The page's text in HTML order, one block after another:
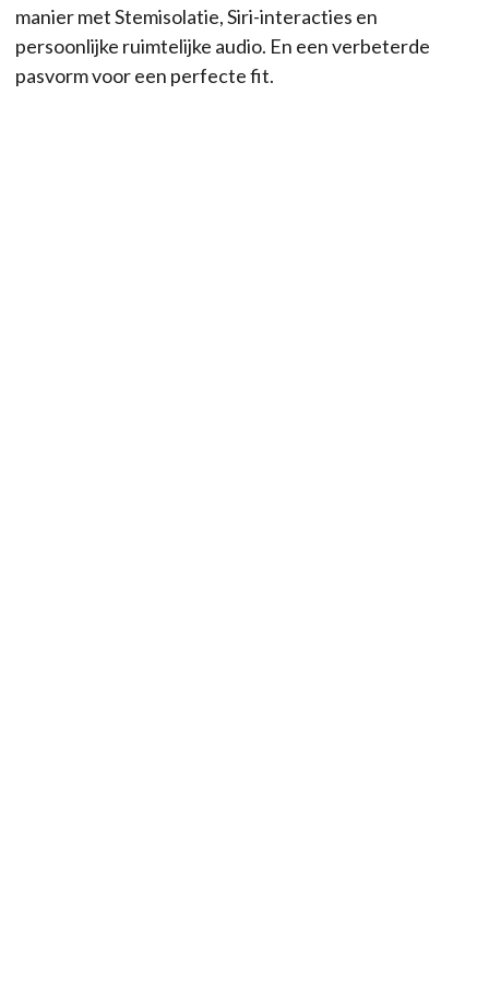
manier met Stemisolatie, Siri-interacties en
persoonlijke ruimtelijke audio. En een verbeterde
pasvorm voor een perfecte fit.